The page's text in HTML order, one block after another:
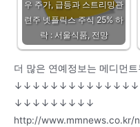
우 주가, 급등과 스트리밍관
련주 넷플릭스 주식 25% 하
락 : 서울식품, 전망
더 많은 연예정보는 메디먼트
↓↓↓↓↓↓↓↓↓
http://www.mmnews.co.kr/